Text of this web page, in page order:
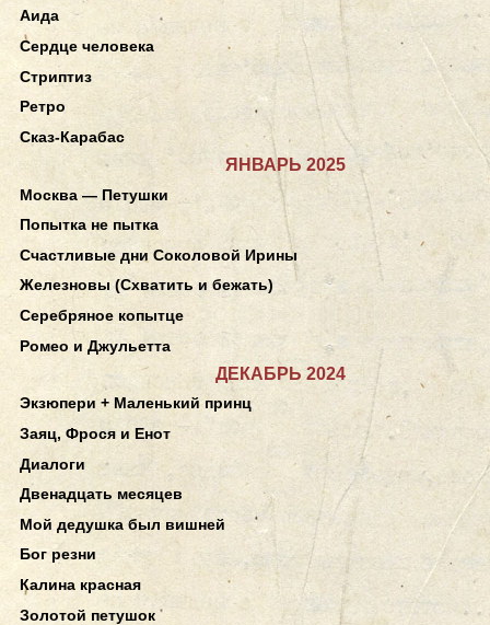
Аида
Сердце человека
Стриптиз
Ретро
Сказ-Карабас
ЯНВАРЬ 2025
Москва — Петушки
Попытка не пытка
Счастливые дни Соколовой Ирины
Железновы (Схватить и бежать)
Серебряное копытце
Ромео и Джульетта
ДЕКАБРЬ 2024
Экзюпери + Маленький принц
Заяц, Фрося и Енот
Диалоги
Двенадцать месяцев
Мой дедушка был вишней
Бог резни
Калина красная
Золотой петушок